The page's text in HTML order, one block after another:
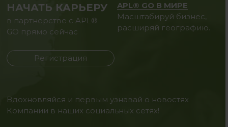
НАЧАТЬ КАРЬЕРУ
в партнерстве с APL®
GO прямо сейчас
Регистрация
APL® GO В МИРЕ
Масштабируй бизнес,
расширяй географию.
Вдохновляйся и первым узнавай о новостях
Компании в наших социальных сетях!